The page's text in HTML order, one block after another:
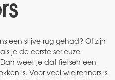
een stijve rug gehad? Of zijn
je de eerste serieuze
weet je dat fietsen een
is. Voor veel wielrenners is